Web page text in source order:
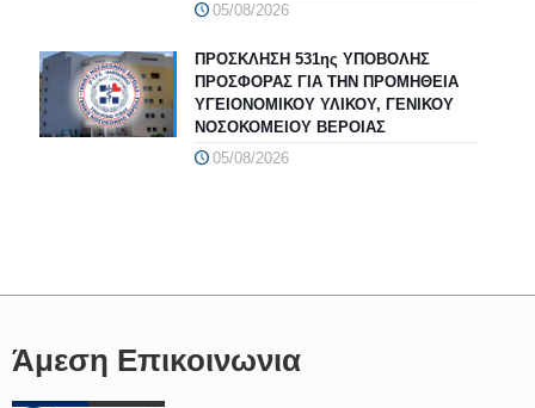
05/08/2026
ΠΡΟΣΚΛΗΣΗ 531ης ΥΠΟΒΟΛΗΣ
ΠΡΟΣΦΟΡΑΣ ΓΙΑ ΤΗΝ ΠΡΟΜΗΘΕΙΑ
ΥΓΕΙΟΝΟΜΙΚΟΥ ΥΛΙΚΟΥ, ΓΕΝΙΚΟΥ
ΝΟΣΟΚΟΜΕΙΟΥ ΒΕΡΟΙΑΣ
05/08/2026
Άμεση Επικοινωνια